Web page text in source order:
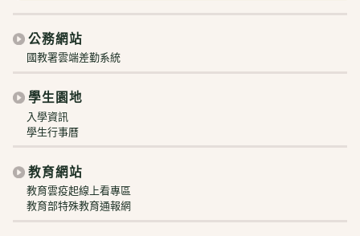
公務網站
國教署雲端差勤系統
學生園地
入學資訊
學生行事曆
教育網站
教育雲疫起線上看專區
教育部特殊教育通報網